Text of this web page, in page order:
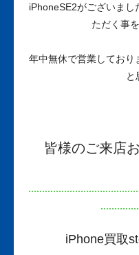
iPhoneSE2がございま
ただく事
年中無休で営業してお
と
皆様のご来店
iPhone買取